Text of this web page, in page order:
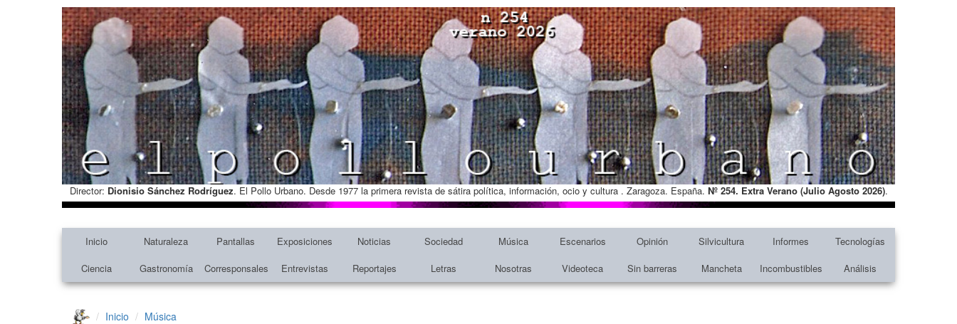
Director: Dionisio Sánchez Rodríguez. El Pollo Urbano. Desde 1977 la primera revista de sátira política, información, ocio y cultura . Zaragoza. España. Nº 254. Extra Verano (Julio Agosto 2026).
Inicio Naturaleza Pantallas Exposiciones Noticias Sociedad Música Escenarios Opinión Silvicultura Informes
Tecnologías
Ciencia
Gastronomía Corresponsales Entrevistas Reportajes Letras Nosotras Videoteca Sin barreras Mancheta Incombustibles Análisis
Inicio Música